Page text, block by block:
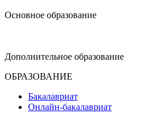
Основное образование
Дополнительное образование
ОБРАЗОВАНИЕ
Бакалавриат
Онлайн-бакалавриат